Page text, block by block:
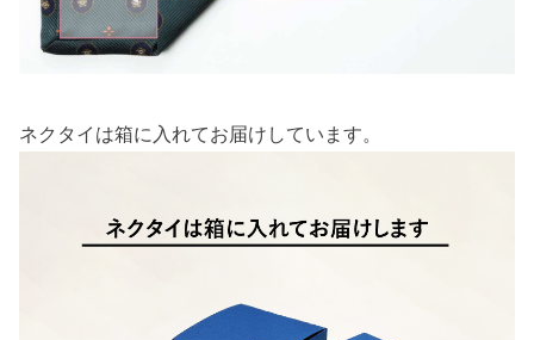
ネクタイは箱に入れてお届けしています。